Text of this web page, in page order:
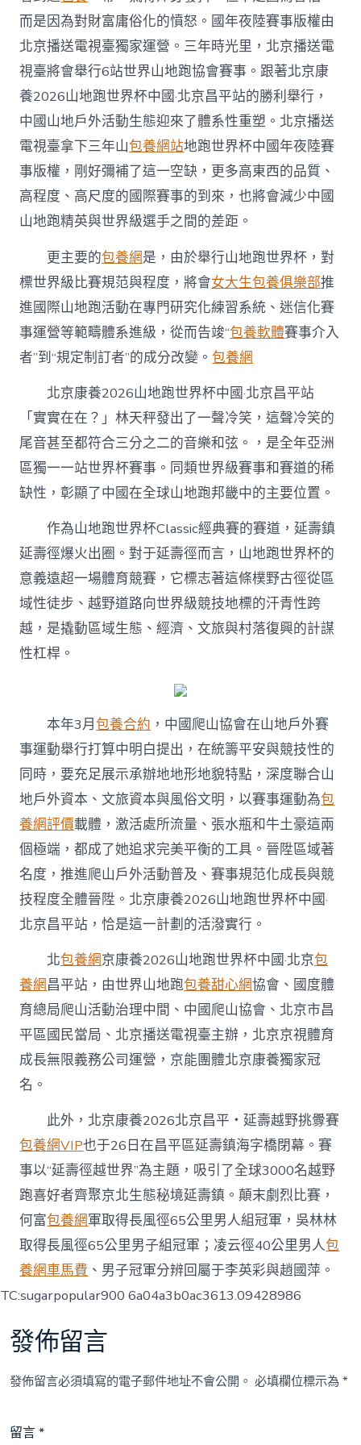
而是因為對財富庸俗化的憤怒。國年夜陸賽事版權由
北京播送電視臺獨家運營。三年時光里，北京播送電
視臺將會舉行6站世界山地跑協會賽事。跟著北京康
養2026山地跑世界杯中國·北京昌平站的勝利舉行，
中國山地戶外活動生態迎來了體系性重塑。北京播送
電視臺拿下三年山包養網站地跑世界杯中國年夜陸賽
事版權，剛好彌補了這一空缺，更多高東西的品質、
高程度、高尺度的國際賽事的到來，也將會減少中國
山地跑精英與世界級選手之間的差距。
更主要的包養網是，由於舉行山地跑世界杯，對
標世界級比賽規范與程度，將會女大生包養俱樂部推
進國際山地跑活動在專門研究化練習系統、迷信化賽
事運營等範疇體系進級，從而告竣“包養軟體賽事介入
者”到“規定制訂者”的成分改變。包養網
北京康養2026山地跑世界杯中國·北京昌平站
「實實在在？」林天秤發出了一聲冷笑，這聲冷笑的
尾音甚至都符合三分之二的音樂和弦。，是全年亞洲
區獨一一站世界杯賽事。同類世界級賽事和賽道的稀
缺性，彰顯了中國在全球山地跑邦畿中的主要位置。
作為山地跑世界杯Classic經典賽的賽道，延壽鎮
延壽徑爆火出圈。對于延壽徑而言，山地跑世界杯的
意義遠超一場體育競賽，它標志著這條樸野古徑從區
域性徒步、越野道路向世界級競技地標的汗青性跨
越，是撬動區域生態、經濟、文旅與村落復興的計謀
性杠桿。
本年3月包養合約 ，中國爬山協會在山地戶外賽
事運動舉行打算中明白提出，在統籌平安與競技性的
同時，要充足展示承辦地地形地貌特點，深度聯合山
地戶外資本、文旅資本與風俗文明，以賽事運動為包
養網評價載體，激活處所流量、張水瓶和牛土豪這兩
個極端，都成了她追求完美平衡的工具。晉陞區域著
名度，推進爬山戶外活動普及、賽事規范化成長與競
技程度全體晉陞。北京康養2026山地跑世界杯中國·
北京昌平站，恰是這一計劃的活潑實行。
北包養網京康養2026山地跑世界杯中國·北京包
養網昌平站，由世界山地跑包養甜心網協會、國度體
育總局爬山活動治理中間、中國爬山協會、北京市昌
平區國民當局、北京播送電視臺主辦，北京京視體育
成長無限義務公司運營，京能團體北京康養獨家冠
名。
此外，北京康養2026北京昌平・延壽越野挑釁賽
包養網VIP也于26日在昌平區延壽鎮海字橋閉幕。賽
事以“延壽徑越世界”為主題，吸引了全球3000名越野
跑喜好者齊聚京北生態秘境延壽鎮。顛末劇烈比賽，
何富包養網軍取得長風徑65公里男人組冠軍，吳林林
取得長風徑65公里男子組冠軍；凌云徑40公里男人包
養網車馬費 、男子冠軍分辨回屬于李英彩與趙國萍。
TC:sugarpopular900 6a04a3b0ac3613.09428986
發佈留言
發佈留言必須填寫的電子郵件地址不會公開。 必填欄位標示為*
留言*